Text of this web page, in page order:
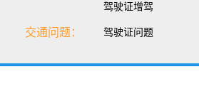
驾驶证增驾
交通问题： 驾驶证问题